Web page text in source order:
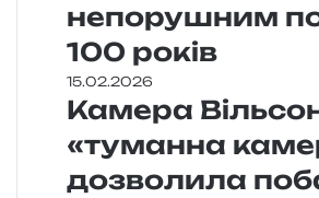
непорушним
100 років
15.02.2026
Камера
«туманна
дозволила